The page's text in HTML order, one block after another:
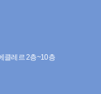
클레르 2층~10층